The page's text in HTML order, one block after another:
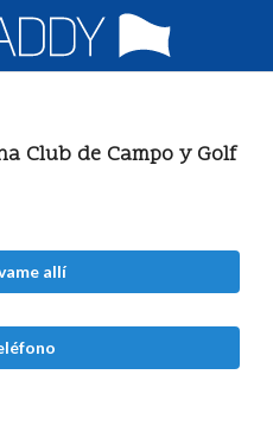
Club de Campo y Golf
allí